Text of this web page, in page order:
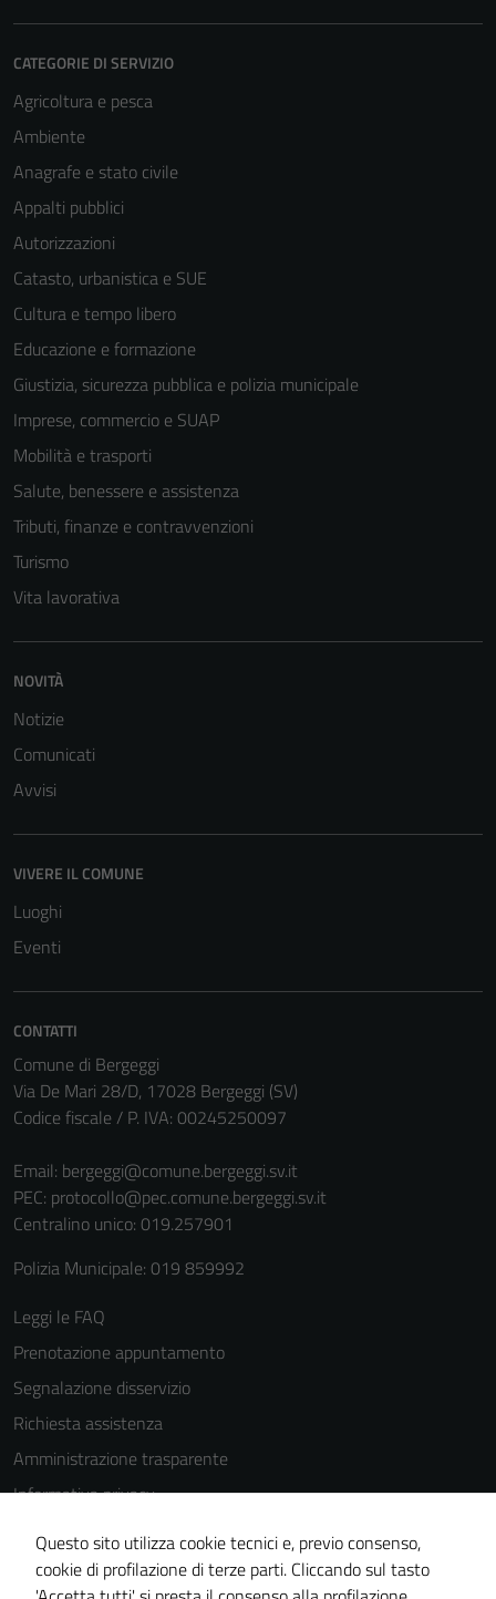
CATEGORIE DI SERVIZIO
Agricoltura e pesca
Ambiente
Anagrafe e stato civile
Appalti pubblici
Autorizzazioni
Catasto, urbanistica e SUE
Cultura e tempo libero
Educazione e formazione
Giustizia, sicurezza pubblica e polizia municipale
Imprese, commercio e SUAP
Mobilità e trasporti
Salute, benessere e assistenza
Tributi, finanze e contravvenzioni
Turismo
Vita lavorativa
NOVITÀ
Notizie
Comunicati
Avvisi
VIVERE IL COMUNE
Luoghi
Eventi
CONTATTI
Comune di Bergeggi
Via De Mari 28/D, 17028 Bergeggi (SV)
Codice fiscale / P. IVA: 00245250097
Email: bergeggi@comune.bergeggi.sv.it
PEC: protocollo@pec.comune.bergeggi.sv.it
Centralino unico: 019.257901
Polizia Municipale: 019 859992
Leggi le FAQ
Prenotazione appuntamento
Segnalazione disservizio
Richiesta assistenza
Amministrazione trasparente
Informativa privacy
Note legali
Questo sito utilizza cookie tecnici e, previo consenso,
cookie di profilazione di terze parti. Cliccando sul tasto